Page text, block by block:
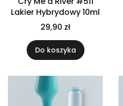
Lakier Hybrydowy 10ml
29,90 zł
Do koszyka